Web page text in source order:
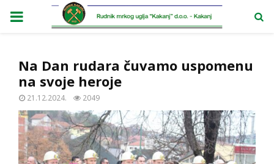
PRIMARY
Na Dan rudara čuvamo uspomenu
na svoje heroje
21.12.2024. 2049